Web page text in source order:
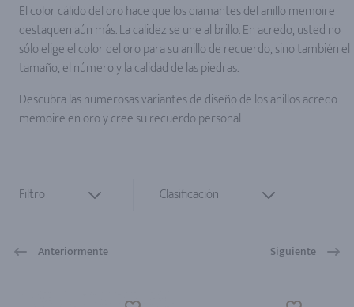
El color cálido del oro hace que los diamantes del anillo memoire
destaquen aún más. La calidez se une al brillo. En acredo, usted no
sólo elige el color del oro para su anillo de recuerdo, sino también el
tamaño, el número y la calidad de las piedras.
Descubra las numerosas variantes de diseño de los anillos acredo
memoire en oro y cree su recuerdo personal
Filtro Clasificación
Anteriormente Siguiente